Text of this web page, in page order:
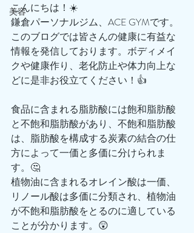
美容
こんにちは！☀️
鎌倉パーソナルジム、ACE GYMです。
このブログでは皆さんの健康に有益な
情報を発信しております。ボディメイ
クや健康作り、老化防止や体力向上な
どに是非お役立てください！👍
食品に含まれる脂肪酸には飽和脂肪酸
と不飽和脂肪酸があり、不飽和脂肪酸
は、脂肪酸を構成する炭素の結合の仕
方によって一価と多価に分けられま
す。🤔
植物油に含まれるオレイン酸は一価、
リノール酸は多価に分類され、植物油
が不飽和脂肪酸をとるのに適している
ことが分かります。😲